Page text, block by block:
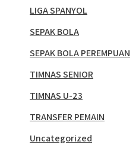
LIGA SPANYOL
SEPAK BOLA
SEPAK BOLA PEREMPUAN
TIMNAS SENIOR
TIMNAS U-23
TRANSFER PEMAIN
Uncategorized